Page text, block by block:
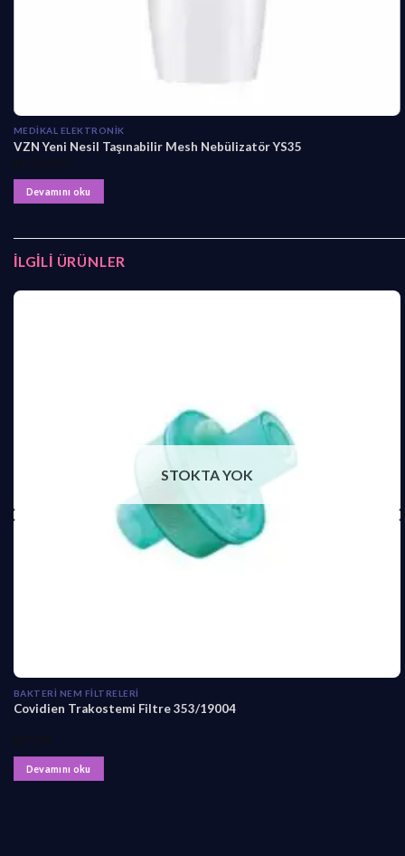
MEDIKAL ELEKTRONIK
VZN Yeni Nesil Taşınabilir Mesh Nebülizatör YS35
Devamını oku
İLGILI ÜRÜNLER
STOKTA YOK
BAKTERI NEM FILTRELERI
Covidien Trakostemi Filtre 353/19004
Devamını oku